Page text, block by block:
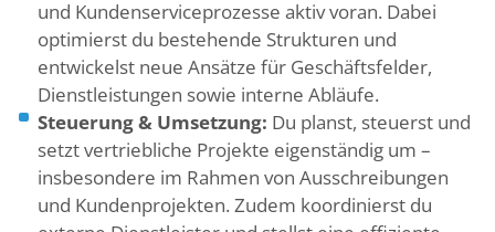
und Kundenserviceprozesse aktiv voran. Dabei
optimierst du bestehende Strukturen und
entwickelst neue Ansätze für Geschäftsfelder,
Dienstleistungen sowie interne Abläufe.
Steuerung & Umsetzung: Du planst, steuerst und
setzt vertriebliche Projekte eigenständig um –
insbesondere im Rahmen von Ausschreibungen
und Kundenprojekten. Zudem koordinierst du